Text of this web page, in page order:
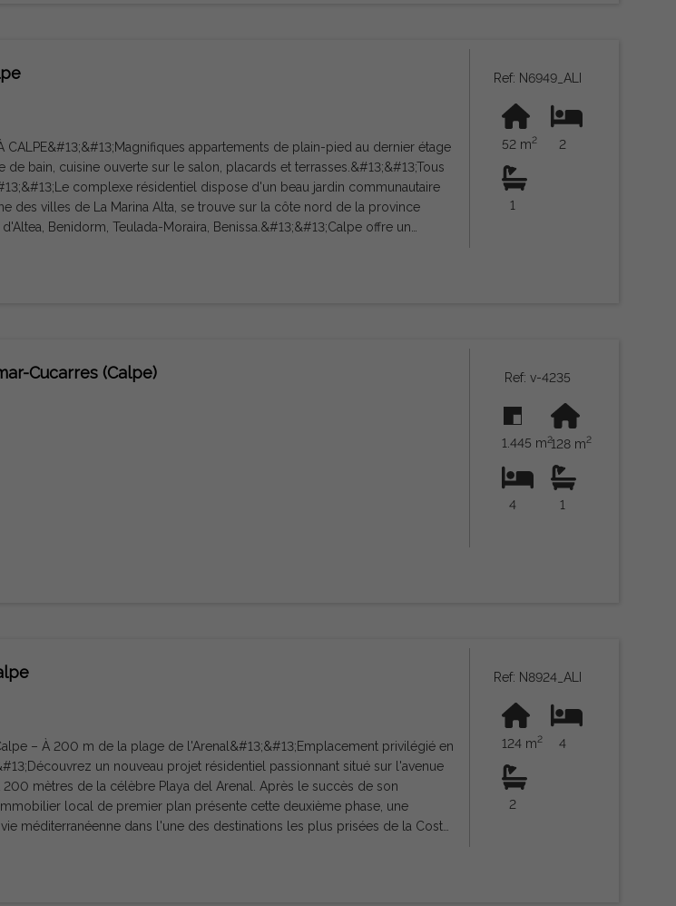
À CALPE&#13;&#13;Magnifiques appartements de plain-pied au dernier étage
de bain, cuisine ouverte sur le salon, placards et terrasses.&#13;&#13;Tous
complexe résidentiel dispose d'un beau jardin communautaire
des villes de La Marina Alta, se trouve sur la côte nord de la province
Benidorm, Teulada-Moraira, Benissa.&#13;&#13;Calpe offre un
et demie de celui de Valence.&#13;&#13;&#13;247
Ref: N6949_ALI
52 m2 2
1
Cucarres (Calpe) Ref: v-4235
1.445 m2128 m2
4 1
– À 200 m de la plage de l'Arenal&#13;&#13;Emplacement privilégié en
un nouveau projet résidentiel passionnant situé sur l'avenue
mètres de la célèbre Playa del Arenal. Après le succès de son
local de premier plan présente cette deuxième phase, une
méditerranéenne dans l'une des destinations les plus prisées de la Costa
Ref: N8924_ALI
124 m2 4
2